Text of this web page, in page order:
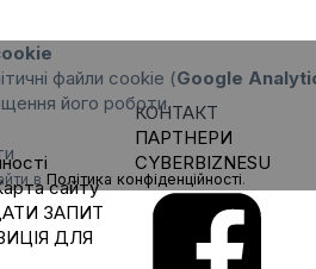
файли cookie (Google
його роботи.
в Політика конфіденційності.
сайту
ЗАПИТ
ДЛЯ
КОНТАКТ
ПАРТНЕРИ
CYBERBIZNESU